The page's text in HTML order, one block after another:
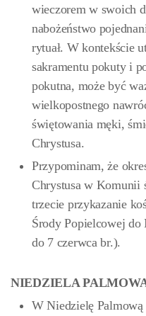
wieczorem w swoich
nabożeństwo
rytuał. W kontekście
sakramentu pokuty i
pokutna, może być
wielkopostnego
świętowania męki,
Chrystusa.
Przypominam, że
Chrystusa w Komunii
trzecie przykazanie
Środy Popielcowej
do 7 czerwca br.).
NIEDZIELA
W Niedzielę